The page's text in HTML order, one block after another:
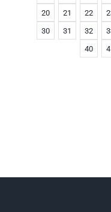
20
21 22
30
31 32
40